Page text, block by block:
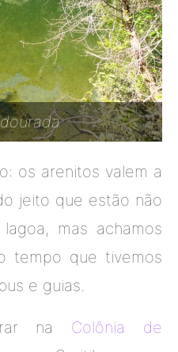
os arenitos valem a
jeito que estão não
mas achamos
tempo que tivemos
e guias.
na Colônia de